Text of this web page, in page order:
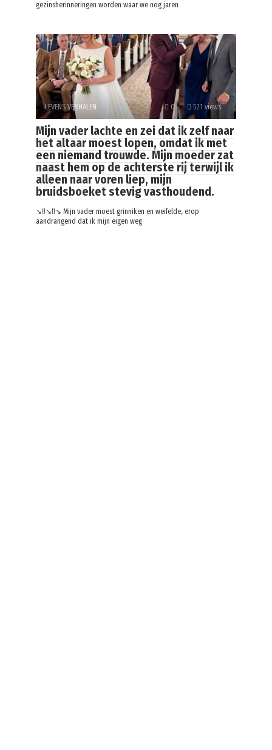
gezinsherinneringen worden waar we nog jaren
LEVENS VERHALEN 0 521 views
Mijn vader lachte en zei dat ik zelf naar
het altaar moest lopen, omdat ik met
een niemand trouwde. Mijn moeder zat
naast hem op de achterste rij terwijl ik
alleen naar voren liep, mijn
bruidsboeket stevig vasthoudend.
↘️‼️↘️‼️↘️ Mijn vader moest grinniken en weifelde, erop
aandrangend dat ik mijn eigen weg